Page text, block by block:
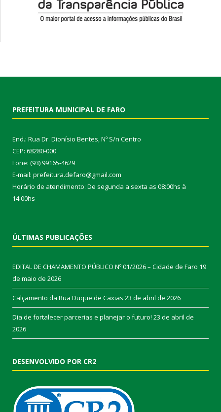
PREFEITURA MUNICIPAL DE FARO
End.: Rua Dr. Dionísio Bentes, Nº S/n Centro
CEP: 68280-000
Fone: (93) 99165-4629
E-mail: prefeitura.defaro@gmail.com
Horário de atendimento: De segunda a sexta as 08:00hs à
14:00hs
ÚLTIMAS PUBLICAÇÕES
EDITAL DE CHAMAMENTO PÚBLICO Nº 01/2026 – Cidade de Faro 19
de maio de 2026
Calçamento da Rua Duque de Caxias 23 de abril de 2026
Dia de fortalecer parcerias e planejar o futuro! 23 de abril de
2026
DESENVOLVIDO POR CR2